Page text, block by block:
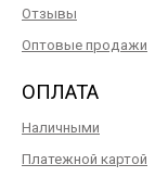
Отзывы
Оптовые продажи
ОПЛАТА
Наличными
Платежной картой